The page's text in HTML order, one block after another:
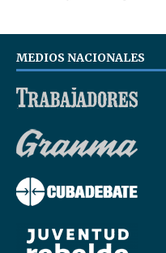
MEDIOS NACIONALES